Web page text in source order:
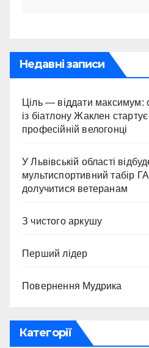
Недавні записи
Ціль — віддати максимум:
із біатлону Жаклен
професійній велогонці
У Львівській області
мультиспортивний табір
долучитися ветеранам
З чистого аркушу
Перший лідер
Повернення Мудрика
Категорії